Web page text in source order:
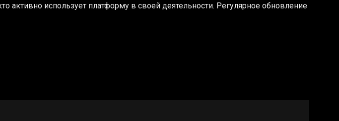
активно использует платформу в своей деятельности. Регулярное обновление